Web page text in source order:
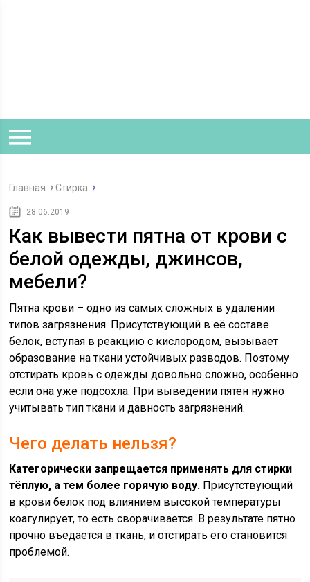
Главная Стирка
28.06.2019
Как вывести пятна от крови с
белой одежды, джинсов,
мебели?
Пятна крови – одно из самых сложных в удалении
типов загрязнения. Присутствующий в её составе
белок, вступая в реакцию с кислородом, вызывает
образование на ткани устойчивых разводов. Поэтому
отстирать кровь с одежды довольно сложно, особенно
если она уже подсохла. При выведении пятен нужно
учитывать тип ткани и давность загрязнений.
Чего делать нельзя?
Категорически запрещается применять для стирки
тёплую, а тем более горячую воду. Присутствующий
в крови белок под влиянием высокой температуры
коагулирует, то есть сворачивается. В результате пятно
прочно въедается в ткань, и отстирать его становится
проблемой.